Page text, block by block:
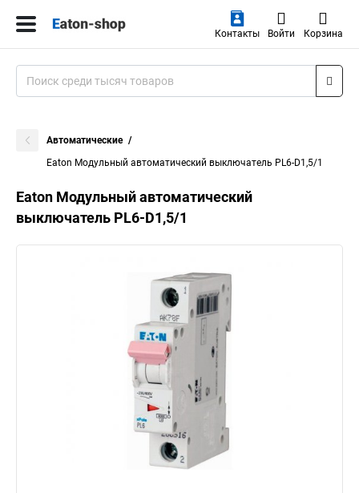
Контакты Войти Корзина
Автоматические
Eaton Модульный автоматический выключатель PL6-D1,5/1
Eaton Модульный автоматический
выключатель PL6-D1,5/1